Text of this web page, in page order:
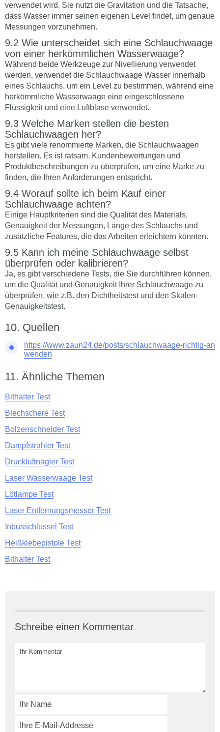
verwendet wird. Sie nutzt die Gravitation und die Tatsache,
dass Wasser immer seinen eigenen Level findet, um genaue
Messungen vorzunehmen.
Wie unterscheidet sich eine Schlauchwaage
von einer herkömmlichen Wasserwaage?
Während beide Werkzeuge zur Nivellierung verwendet
werden, verwendet die Schlauchwaage Wasser innerhalb
eines Schlauchs, um ein Level zu bestimmen, während eine
herkömmliche Wasserwaage eine eingeschlossene
Flüssigkeit und eine Luftblase verwendet.
Welche Marken stellen die besten
Schlauchwaagen her?
Es gibt viele renommierte Marken, die Schlauchwaagen
herstellen. Es ist ratsam, Kundenbewertungen und
Produktbeschreibungen zu überprüfen, um eine Marke zu
finden, die Ihren Anforderungen entspricht.
Worauf sollte ich beim Kauf einer
Schlauchwaage achten?
Einige Hauptkriterien sind die Qualität des Materials,
Genauigkeit der Messungen, Länge des Schlauchs und
zusätzliche Features, die das Arbeiten erleichtern könnten.
Kann ich meine Schlauchwaage selbst
überprüfen oder kalibrieren?
Ja, es gibt verschiedene Tests, die Sie durchführen können,
um die Qualität und Genauigkeit Ihrer Schlauchwaage zu
überprüfen, wie z.B. den Dichtheitstest und den Skalen-
Genauigkeitstest.
Quellen
https://www.zaun24.de/posts/schlauchwaage-richtig-an
wenden
Ähnliche Themen
Bithalter Test
Blechschere Test
Bolzenschneider Test
Dampfstrahler Test
Druckluftnagler Test
Laser Wasserwaage Test
Lötlampe Test
Laser Entfernungsmesser Test
Inbusschlüssel Test
Heißklebepistole Test
Bithalter Test
Schreibe einen Kommentar